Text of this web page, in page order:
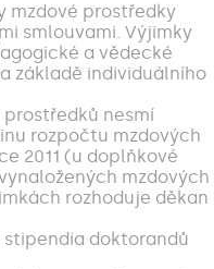
mzdové prostředky
smlouvami. Výjimky
a vědecké
základě individuálního
nesmí
rozpočtu mzdových
2011 (u doplňkové
mzdových
rozhoduje děkan
doktorandů